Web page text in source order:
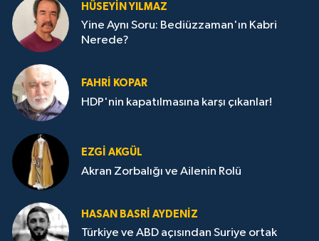
HÜSEYIN YILMAZ
Yine Aynı Soru: Bediüzzaman'ın Kabri
Nerede?
FAHRI KOPAR
HDP'nin kapatılmasına karşı çıkanlar!
EZGI AKGÜL
Akran Zorbalığı ve Ailenin Rolü
HASAN BASRI AYDENIZ
Türkiye ve ABD açısından Suriye ortak